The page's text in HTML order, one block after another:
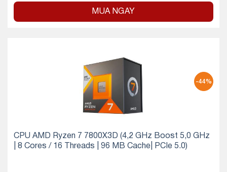
MUA NGAY
-44%
CPU AMD Ryzen 7 7800X3D (4,2 GHz Boost 5,0 GHz
| 8 Cores / 16 Threads | 96 MB Cache| PCIe 5.0)